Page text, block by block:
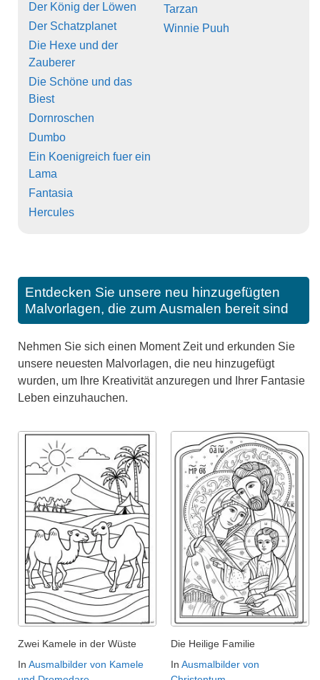
Der König der Löwen
Der Schatzplanet
Die Hexe und der
Zauberer
Die Schöne und das
Biest
Dornroschen
Dumbo
Ein Koenigreich fuer ein
Lama
Fantasia
Hercules
Tarzan
Winnie Puuh
Entdecken Sie unsere neu hinzugefügten
Malvorlagen, die zum Ausmalen bereit sind
Nehmen Sie sich einen Moment Zeit und erkunden Sie
unsere neuesten Malvorlagen, die neu hinzugefügt
wurden, um Ihre Kreativität anzuregen und Ihrer Fantasie
Leben einzuhauchen.
Zwei Kamele in der Wüste
In Ausmalbilder von Kamele
Die Heilige Familie
In Ausmalbilder von